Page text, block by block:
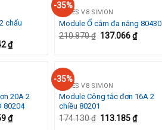
Add to
chấu
₫
-35%
Add to
SERIES V8 SIMON
Module Ổ cắm đa năng 80430
210.870₫ 137.066₫
Add to
Wishlist
20A 2
80204
₫
-35%
Add to
SERIES V8 SIMON
Module Công tắc đơn 16A 2
chiều 80201
174.130₫ 113.185₫